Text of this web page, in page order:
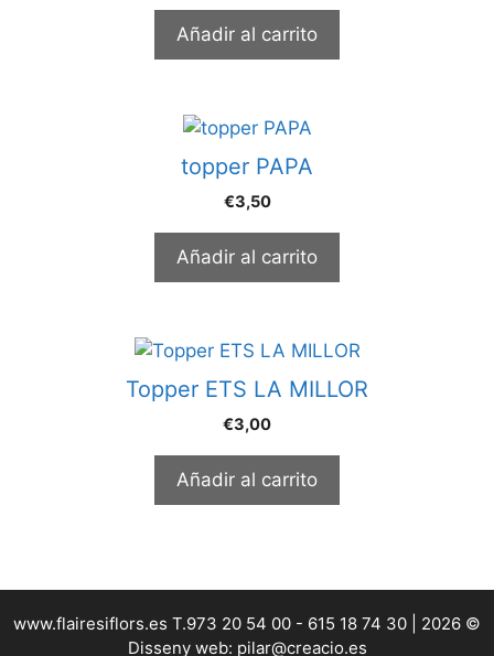
Añadir al carrito
topper PAPA
€3,50
Añadir al carrito
Topper ETS LA MILLOR
€3,00
Añadir al carrito
www.flairesiflors.es T.973 20 54 00 - 615 18 74 30 | 2026 ©
Disseny web: pilar@creacio.es